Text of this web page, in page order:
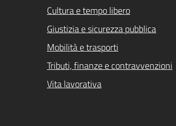
Cultura e tempo libero
Giustizia e sicurezza pubblica
Mobilità e trasporti
Tributi, finanze e contravvenzioni
Vita lavorativa